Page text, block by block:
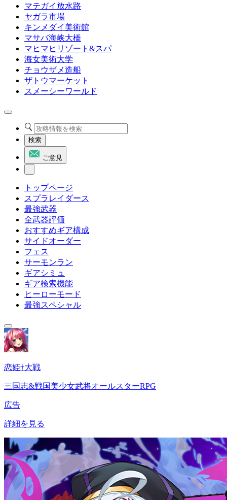
マテガイ放水路
ヤガラ市場
キンメダイ美術館
マサバ海峡大橋
マヒマヒリゾート&スパ
海女美術大学
チョウザメ造船
ザトウマーケット
スメーシーワールド
検索
ご意見
トップページ
スプラレイダース
最強武器
全武器評価
おすすめギア構成
サイドオーダー
フェス
サーモンラン
ギアシミュ
ギア検索機能
ヒーローモード
最強スペシャル
恋姫†大戦
三国志&戦国美少女武将オールスターRPG
広告
詳細を見る